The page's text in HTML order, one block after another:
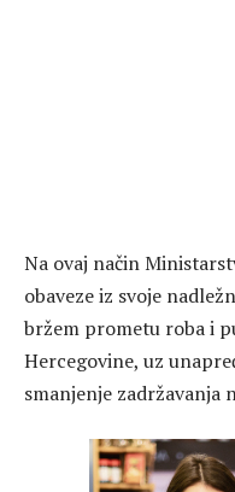
Na ovaj način
obaveze iz svoje
bržem prometu roba i
Hercegovine, uz
smanjenje zadržavanja